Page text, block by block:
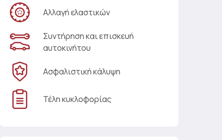
Αλλαγή ελαστικών
Συντήρηση και επισκευή
αυτοκινήτου
Ασφαλιστική κάλυψη
Τέλη κυκλοφορίας